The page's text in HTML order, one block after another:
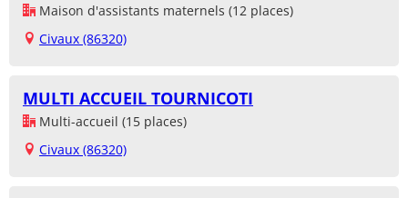
Maison d'assistants maternels (12 places)
Civaux (86320)
MULTI ACCUEIL TOURNICOTI
Multi-accueil (15 places)
Civaux (86320)